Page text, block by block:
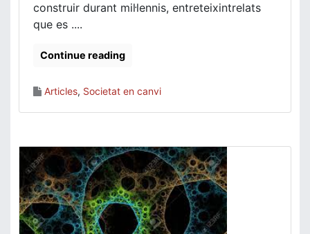
construir durant mil·lennis, entreteixintrelats
que es ....
Continue reading
Articles, Societat en canvi